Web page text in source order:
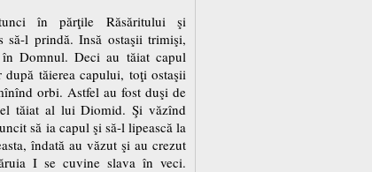
în părţile Răsăritului şi
să-l prindă. Insă ostaşii trimişi,
Domnul. Deci au tăiat capul
tăierea capului, toţi ostaşii
orbi. Astfel au fost duşi de
tăiat al lui Diomid. Şi văzînd
să ia capul şi să-l lipească la
îndată au văzut şi au crezut
I se cuvine slava în veci.